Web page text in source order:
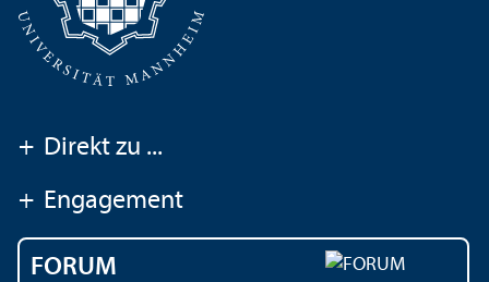
+ Direkt zu ...
+ Engagement
FORUM